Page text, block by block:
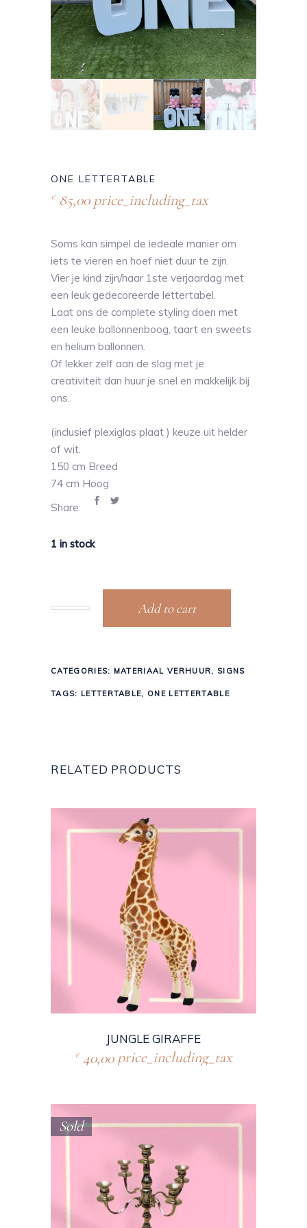
ONE LETTERTABLE
€85,00 price_including_tax
Soms kan simpel de iedeale manier om
iets te vieren en hoef niet duur te zijn.
Vier je kind zijn/haar 1ste verjaardag met
een leuk gedecoreerde lettertabel.
Laat ons de complete styling doen met
een leuke ballonnenboog, taart en sweets
en helium ballonnen.
Of lekker zelf aan de slag met je
creativiteit dan huur je snel en makkelijk bij
ons.
(inclusief plexiglas plaat ) keuze uit helder
of wit.
150 cm Breed
74 cm Hoog
Share:
1 in stock
Add to cart
CATEGORIES: MATERIAAL VERHUUR, SIGNS
TAGS: LETTERTABLE, ONE LETTERTABLE
RELATED PRODUCTS
JUNGLE GIRAFFE
€40,00 price_including_tax
Sold